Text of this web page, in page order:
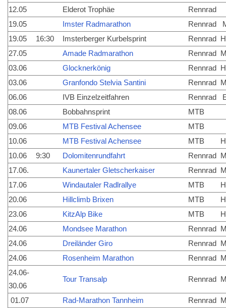
12.05
Elderot Trophäe
Rennrad
19.05
Imster Radmarathon Rennrad
19.05
16:30 Imsterberger Kurbelsprint Rennrad
27.05
Amade Radmarathon Rennrad
03.06
Glocknerkönig Rennrad
03.06
Granfondo Stelvia Santini Rennrad
06.06
IVB Einzelzeitfahren Rennrad
08.06
Bobbahnsprint
MTB
09.06
MTB Festival Achensee
MTB
10.06
MTB Festival Achensee MTB
10.06
9:30 Dolomitenrundfahrt Rennrad
17.06.
Kaunertaler Gletscherkaiser Rennrad
17.06
Windautaler Radlrallye MTB
20.06
Hillclimb Brixen MTB
23.06
KitzAlp Bike MTB
24.06
Mondsee Marathon Rennrad
24.06
Dreiländer Giro Rennrad
24.06
Rosenheim Marathon Rennrad
24.06-
30.06
Tour Transalp Rennrad
01.07 Rad-Marathon Tannheim Rennrad